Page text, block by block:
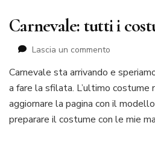
Carnevale: tutti i
Lascia un commento
tutti
costumi
Carnevale sta arrivando e
a fare la sfilata. L’ultimo
aggiornare la pagina con il
preparare il costume con le mie